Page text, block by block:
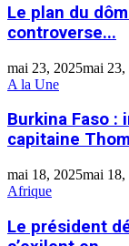
du
dôme
d’or
Trump
:
controverse
et
de
la
antimissile
américaine
Le plan du
controverse...
mai 23, 2025mai 23,
Burkina
inauguration
du
mausolée
capitaine
Thomas
:
A la Une
Burkina Faso :
capitaine
mai 18, 2025mai 18,
Le
déchu
Ali
Afrique
Le président